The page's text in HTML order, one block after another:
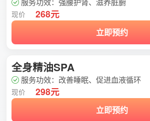
现价 268元
立即预约
全身精油SPA
服务功效：改善睡眠、促进血液循环
现价 298元
立即预约